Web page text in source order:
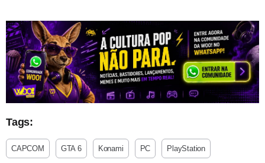
Tags:
CAPCOM GTA 6 Konami PC PlayStation